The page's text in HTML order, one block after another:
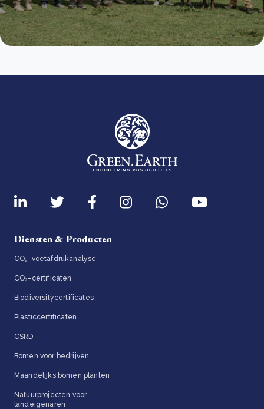
Diensten & Producten
CO₂-voetafdrukanalyse
CO₂-certificaten
Biodiversitycertificates
Plasticcertificaten
CSRD
Bomen voor bedrijven
Maandelijks bomen planten
Natuurprojecten voor
landeigenaren